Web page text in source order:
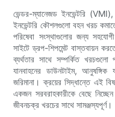
ভেন্ডর-ম্যানেজড ইনভেন্টরি
ইনভেন্টরি কৌশলগুলো বহন খরচ
পরিষেবা সংস্থাগুলোর জন্য সহযোগী
সাইটে ড্রপ-শিপমেন্ট বাস্তবায়ন
ব্যর্থতার সাথে সম্পর্কিত
যানবাহনের ডাউনটাইম, আনুষঙ্গিক
জরিমানা। ক্রয়ের সিদ্ধান্তে এই
একজন সরবরাহকারীকে বেছে
জীবনচক্র খরচের সাথে সামঞ্জস্যপূর্ণ।